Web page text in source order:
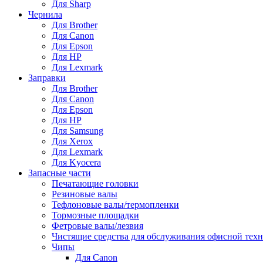
Для Sharp
Чернила
Для Brother
Для Canon
Для Epson
Для HP
Для Lexmark
Заправки
Для Brother
Для Canon
Для Epson
Для HP
Для Samsung
Для Xerox
Для Lexmark
Для Kyocera
Запасные части
Печатающие головки
Резиновые валы
Тефлоновые валы/термопленки
Тормозные площадки
Фетровые валы/лезвия
Чистящие средства для обслуживания офисной
Чипы
Для Canon